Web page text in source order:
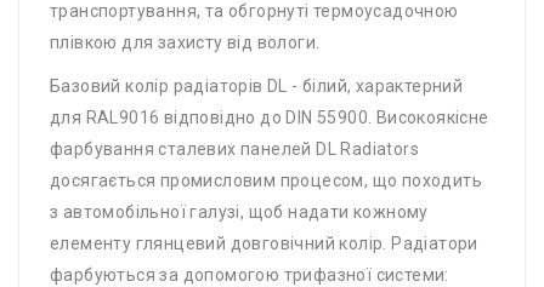
транспортування, та обгорнуті термоусадочною
плівкою для захисту від вологи.
Базовий колір радіаторів DL - білий, характерний
для RAL9016 відповідно до DIN 55900. Високоякісне
фарбування сталевих панелей DL Radiators
досягається промисловим процесом, що походить
з автомобільної галузі, щоб надати кожному
елементу глянцевий довговічний колір. Радіатори
фарбуються за допомогою трифазної системи: